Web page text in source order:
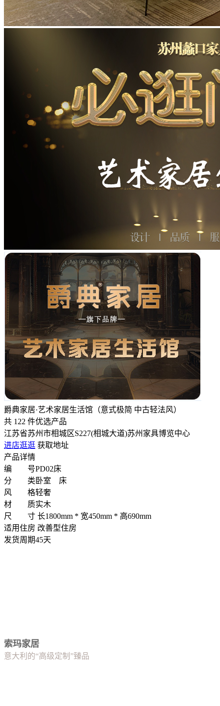
爵典家居·艺术家居生活馆（意式极简 中古轻法风）
共 122 件优选产品
江苏省苏州市相城区S227(相城大道)苏州家具博览中心
进店逛逛 获取地址
产品详情
编 号PD02床
分 类卧室 床
风 格轻奢
材 质实木
尺 寸 长1800mm * 宽450mm * 高690mm
适用住房 改善型住房
发货周期45天
索玛家居
意大利的“高级定制”臻品